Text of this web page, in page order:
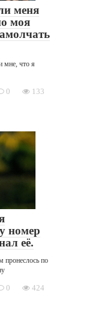
меня
моя
мне, что я
0 133
номер
её.
по
0 424